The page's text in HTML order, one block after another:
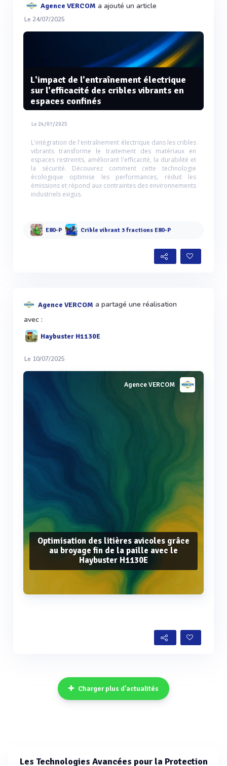
Agence VERCOM a ajouté un article
Le 24/07/2025
L'impact de l'entraînement électrique
sur l'efficacité des cribles vibrants en
espaces confinés
Le 24/07/2025
L'intégration de l'entraînement électrique dans les cribles
vibrants transforme le traitement des matériaux en
espaces restreints, améliorant l'efficacité, la durabilité et
la sécurité. Découvrez comment cette technologie
écologique optimise les performances, réduit les
émissions et répond aux contraintes des environnements
industriels exigus.
E80-P Crible vibrant 3 fractions E80-P
Agence VERCOM a partagé une réalisation
avec :
Haybuster H1130E
Le 10/07/2025
Agence VERCOM
Optimisation des litières avicoles grâce
au broyage fin de la paille avec le
Haybuster H1130E
Charger plus d'actualités
Les Technologies Avancées pour la Protection